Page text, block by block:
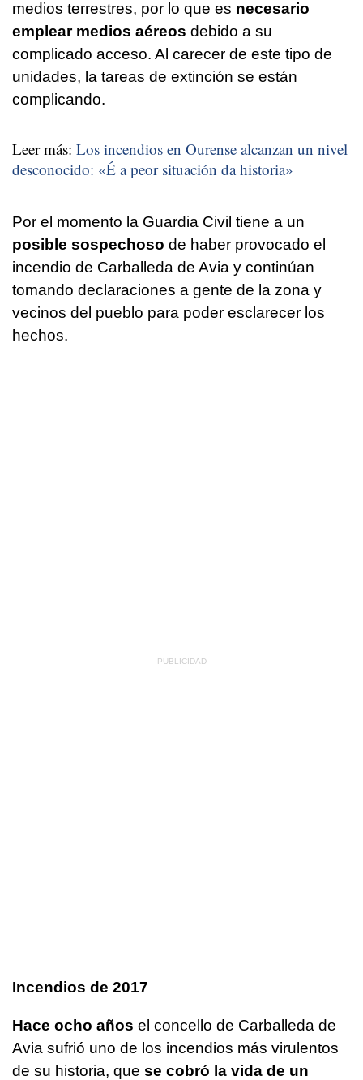
medios terrestres, por lo que es necesario
emplear medios aéreos debido a su
complicado acceso. Al carecer de este tipo de
unidades, la tareas de extinción se están
complicando.
Leer más: Los incendios en Ourense alcanzan un nivel
desconocido: «É a peor situación da historia»
Por el momento la Guardia Civil tiene a un
posible sospechoso de haber provocado el
incendio de Carballeda de Avia y continúan
tomando declaraciones a gente de la zona y
vecinos del pueblo para poder esclarecer los
hechos.
Incendios de 2017
Hace ocho años el concello de Carballeda de
Avia sufrió uno de los incendios más virulentos
de su historia, que se cobró la vida de un